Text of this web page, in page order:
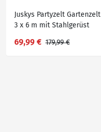
Juskys Partyzelt Gartenzelt
3 x 6 m mit Stahlgerüst
dunkelgrau
69,99 € 179,99 €